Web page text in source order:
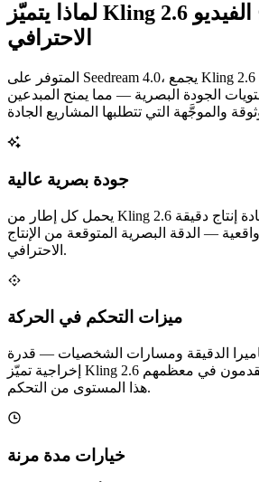
لماذا يتميّز Kling 2.6 في إنتاج الفيديو
الاحترافي
المتوفر على Seedream 4.0، يجمع Kling 2.6 بين التحكم الدقيق في
الجودة البصرية — مما يمنح المبدعين
جودة بصرية عالية
يحمل كل إطار من Kling 2.6 تفاصيل حادة وإعادة إنتاج دقيقة
— الدقة البصرية المتوقعة من الإنتاج
الاحترافي.
ميزات التحكم في الحركة
الدقيقة ومسارات الشخصيات — قدرة
إخراجية تميّز Kling 2.6 عن المنافسين الذين لا يقدمون في معظمهم
هذا المستوى من التحكم.
خيارات مدة مرنة